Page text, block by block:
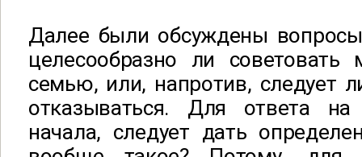
Далее были обсуждены
целесообразно ли советовать
семью, или, напротив, следует
отказываться. Для ответа
начала, следует дать